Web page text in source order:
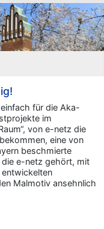
für die Aka-
im
von e-netz die
eine von
beschmierte
e-netz gehört, mit
Malmotiv ansehnlich